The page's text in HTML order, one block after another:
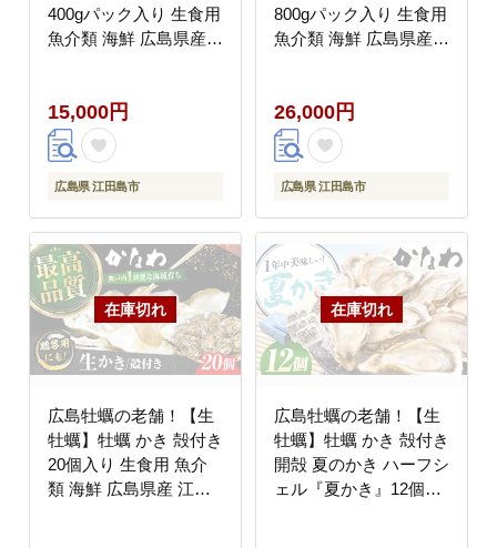
400gパック入り 生食用
魚介類 海鮮 広島県産
むき身 殻付き かき カ
キ 生牡蠣 カキフライ
広島牡蠣
15,000円
広島県 江田島市
800gパック入り 生食用
魚介類 海鮮 広島県産
26,000円
広島県 江田島市
広島牡蠣の老舗！【生
牡蠣】牡蠣 かき 殻付き
20個入り 生食用 魚介
類 海鮮 広島県産 江田
広島牡蠣の老舗！【生
牡蠣】牡蠣 かき 殻付き
開殻 夏のかき ハーフシ
ェル『夏かき』12個入